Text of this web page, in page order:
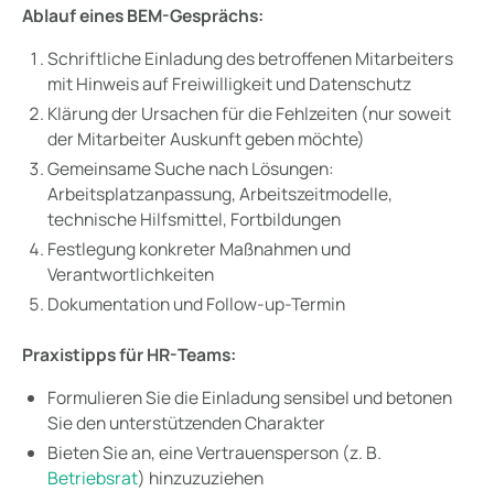
Ablauf eines BEM-Gesprächs:
Schriftliche Einladung des betroffenen Mitarbeiters
mit Hinweis auf Freiwilligkeit und Datenschutz
Klärung der Ursachen für die Fehlzeiten (nur soweit
der Mitarbeiter Auskunft geben möchte)
Gemeinsame Suche nach Lösungen:
Arbeitsplatzanpassung, Arbeitszeitmodelle,
technische Hilfsmittel, Fortbildungen
Festlegung konkreter Maßnahmen und
Verantwortlichkeiten
Dokumentation und Follow-up-Termin
Praxistipps für HR-Teams:
Formulieren Sie die Einladung sensibel und betonen
Sie den unterstützenden Charakter
Bieten Sie an, eine Vertrauensperson (z. B.
Betriebsrat) hinzuzuziehen